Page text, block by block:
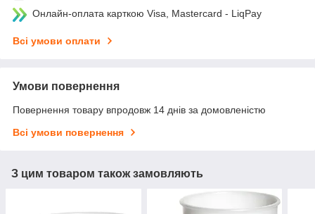
Онлайн-оплата карткою Visa, Mastercard - LiqPay
Всі умови оплати
Умови повернення
Повернення товару впродовж 14 днів за домовленістю
Всі умови повернення
З цим товаром також замовляють